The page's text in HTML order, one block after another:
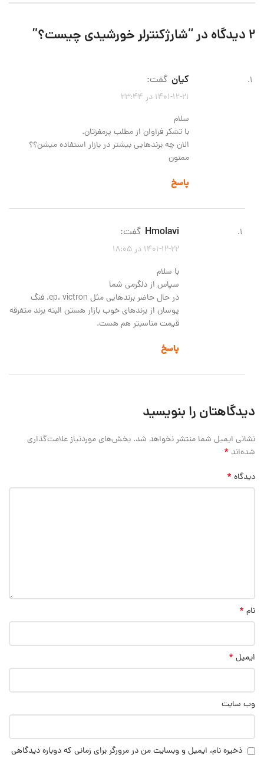
2 دیدگاه در “ شارژکنترلر خورشیدی چیست؟”
کیان گفت:
1401-12-21 در 23:44
سلام
با تشکر فراوان از مطلب پرمغزتان.
الان چه برندهایی بیشتر در بازار استفاده میشن؟؟
ممنون
پاسخ
hmolavi گفت:
1401-12-22 در 18:05
با سلام
سپاس از دلگرمی شما
در حال حاضر برندهایی مثل ep، victron، فنگ
پوسان از برندهای خوب بازار هستن البته برند متفرقه
قیمت مناسبتر هم هست.
پاسخ
دیدگاهتان را بنویسید
نشانی ایمیل شما منتشر نخواهد شد. بخش‌های موردنیاز علامت‌گذاری
شده‌اند *
دیدگاه *
نام *
ایمیل *
وب‌ سایت
ذخیره نام، ایمیل و وبسایت من در مرورگر برای زمانی که دوباره دیدگاهی